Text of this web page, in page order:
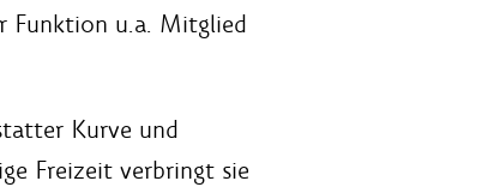
Funktion u.a. Mitglied
Kurve und
Freizeit verbringt sie